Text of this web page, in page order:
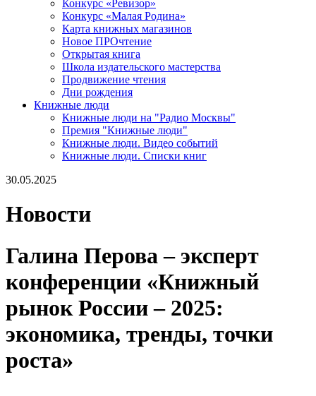
Конкурс «Ревизор»
Конкурс «Малая Родина»
Карта книжных магазинов
Новое ПРОчтение
Открытая книга
Школа издательского мастерства
Продвижение чтения
Дни рождения
Книжные люди
Книжные люди на "Радио Москвы"
Премия "Книжные люди"
Книжные люди. Видео событий
Книжные люди. Списки книг
30.05.2025
Новости
Галина Перова – эксперт
конференции «Книжный
рынок России – 2025:
экономика, тренды, точки
роста»